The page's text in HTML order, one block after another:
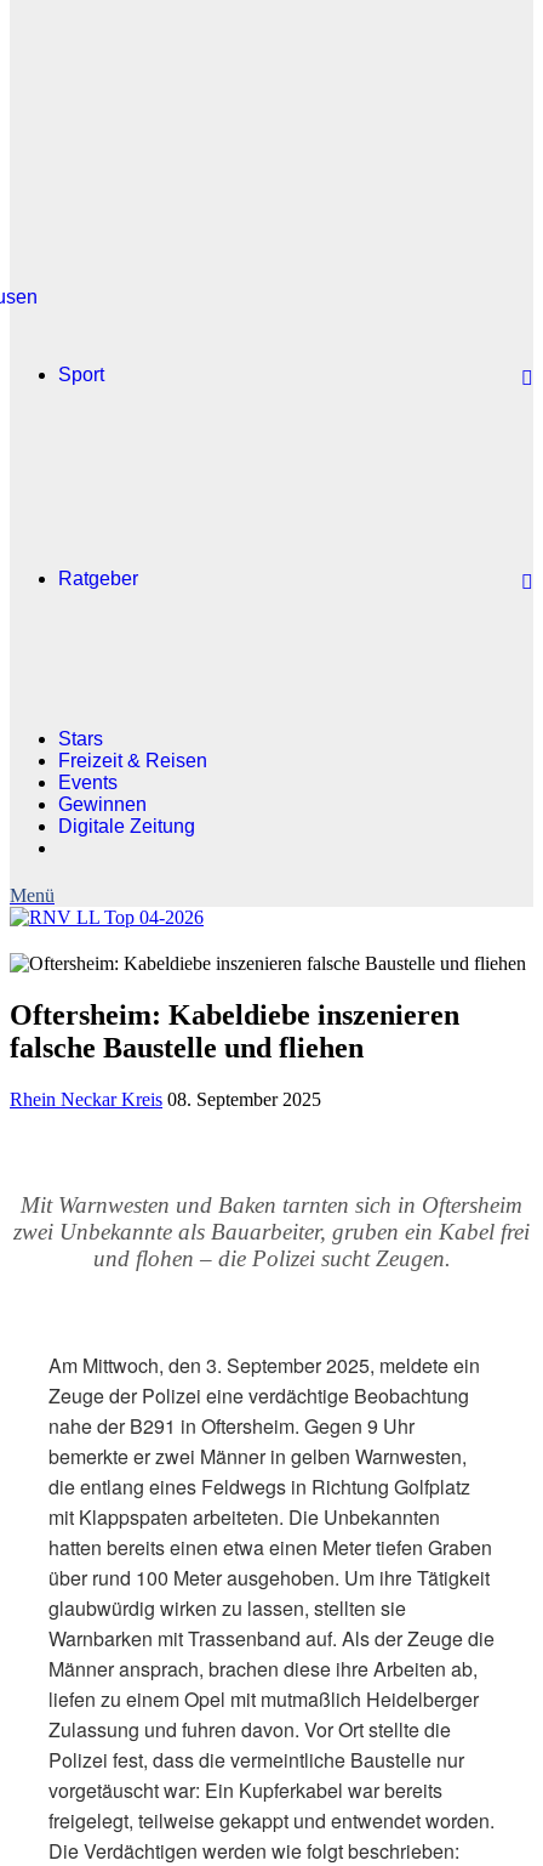
Sport
Ratgeber
Stars
Freizeit & Reisen
Events
Gewinnen
Digitale Zeitung
Oftersheim: Kabeldiebe inszenieren
falsche Baustelle und fliehen
Rhein Neckar Kreis 08. September 2025
Mit Warnwesten und Baken tarnten sich in Oftersheim
zwei Unbekannte als Bauarbeiter, gruben ein Kabel frei
und flohen – die Polizei sucht Zeugen.
Am Mittwoch, den 3. September 2025, meldete ein
Zeuge der Polizei eine verdächtige Beobachtung
nahe der B291 in Oftersheim. Gegen 9 Uhr
bemerkte er zwei Männer in gelben Warnwesten,
die entlang eines Feldwegs in Richtung Golfplatz
mit Klappspaten arbeiteten. Die Unbekannten
hatten bereits einen etwa einen Meter tiefen Graben
über rund 100 Meter ausgehoben. Um ihre Tätigkeit
glaubwürdig wirken zu lassen, stellten sie
Warnbarken mit Trassenband auf. Als der Zeuge die
Männer ansprach, brachen diese ihre Arbeiten ab,
liefen zu einem Opel mit mutmaßlich Heidelberger
Zulassung und fuhren davon. Vor Ort stellte die
Polizei fest, dass die vermeintliche Baustelle nur
vorgetäuscht war: Ein Kupferkabel war bereits
freigelegt, teilweise gekappt und entwendet worden.
Die Verdächtigen werden wie folgt beschrieben: